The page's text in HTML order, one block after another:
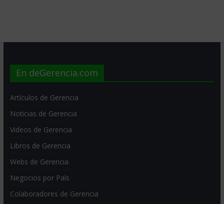
En deGerencia.com
Artículos de Gerencia
Noticias de Gerencia
Videos de Gerencia
Libros de Gerencia
Webs de Gerencia
Negocios por País
Colaboradores de Gerencia